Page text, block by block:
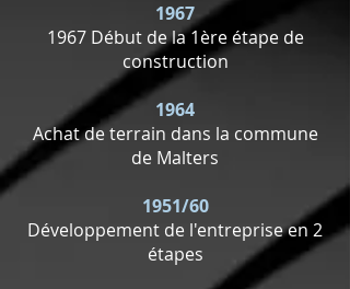
1967
1967 Début de la 1ère étape de
construction
1964
Achat de terrain dans la commune
de Malters
1951/60
Développement de l'entreprise en 2
étapes